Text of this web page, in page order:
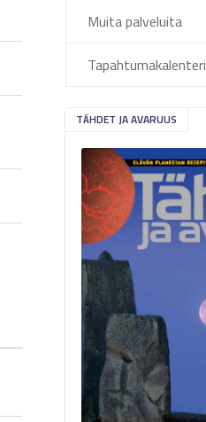
Muita palveluita
Tapahtumakalenteri
TÄHDET JA AVARUUS